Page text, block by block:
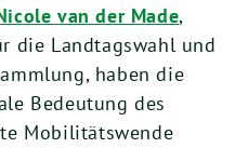
van der Made,
die Landtagswahl und
haben die
Bedeutung des
Mobilitätswende